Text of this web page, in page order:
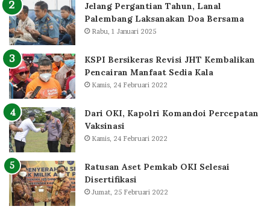
Jelang Pergantian Tahun, Lanal
Palembang Laksanakan Doa Bersama
Rabu, 1 Januari 2025
KSPI Bersikeras Revisi JHT Kembalikan
Pencairan Manfaat Sedia Kala
Kamis, 24 Februari 2022
Dari OKI, Kapolri Komandoi Percepatan
Vaksinasi
Kamis, 24 Februari 2022
Ratusan Aset Pemkab OKI Selesai
Disertifikasi
Jumat, 25 Februari 2022